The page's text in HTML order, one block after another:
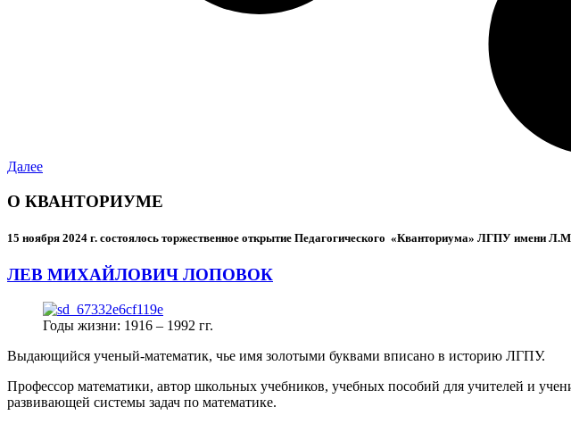
Далее
О КВАНТОРИУМЕ
15 ноября 2024 г. состоялось торжественное открытие Педагогического «Кванториума» ЛГПУ имени
ЛЕВ МИХАЙЛОВИЧ ЛОПОВОК
Годы жизни: 1916 – 1992 гг.
Выдающийся ученый-математик, чье имя золотыми буквами вписано в историю ЛГПУ.
Профессор математики, автор школьных учебников, учебных пособий для учителей и
развивающей системы задач по математике.